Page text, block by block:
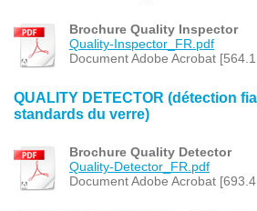
Brochure Quality Inspector
Quality-Inspector_FR.pdf
Document Adobe Acrobat
QUALITY DETECTOR (détection
standards du verre)
Brochure Quality Detector
Quality-Detector_FR.pdf
Document Adobe Acrobat